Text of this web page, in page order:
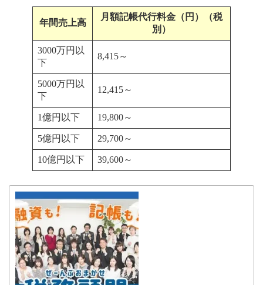
年間売上高
月額記帳代行料金（円）（税
別）
3000万円以
下
8,415～
5000万円以
下
12,415～
1億円以下 19,800～
5億円以下 29,700～
10億円以下 39,600～